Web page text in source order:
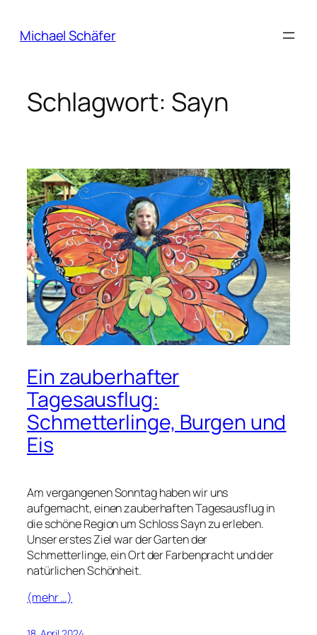
Inhalt
Michael Schäfer
Schlagwort: Sayn
Ein zauberhafter
Tagesausflug:
Schmetterlinge, Burgen und
Eis
Am vergangenen Sonntag haben wir uns
aufgemacht, einen zauberhaften Tagesausflug in
die schöne Region um Schloss Sayn zu erleben.
Unser erstes Ziel war der Garten der
Schmetterlinge, ein Ort der Farbenpracht und der
natürlichen Schönheit.
(mehr …)